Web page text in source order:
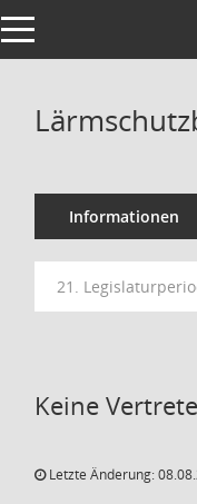
Toggle navigation
Informationen
21.
Keine
Letzte Änderung: